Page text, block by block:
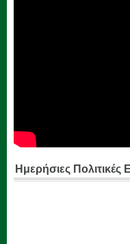
Ημερήσιες Πολιτικές